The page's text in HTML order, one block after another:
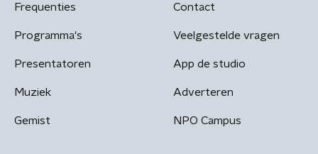
Frequenties
Programma's
Presentatoren
Muziek
Gemist
Contact
Veelgestelde vragen
App de studio
Adverteren
NPO Campus